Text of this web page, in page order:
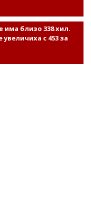
има близо 338 хил.
с 453 за